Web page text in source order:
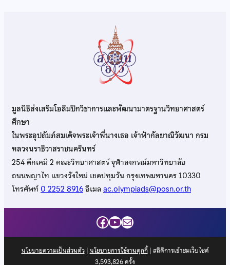
มูลนิธิส่งเสริมโอลิมปิกวิชาการและพัฒนามาตรฐานวิทยาศาสตร์
ศึกษา
ในพระอุปถัมภ์สมเด็จพระเจ้าพี่นางเธอ เจ้าฟ้ากัลยาณิวัฒนา กรม
หลวงนราธิวาสราชนครินทร์
254 ตึกเคมี 2 คณะวิทยาศาสตร์ จุฬาลงกรณ์มหาวิทยาลัย
ถนนพญาไท แขวงวังใหม่ เขตปทุมวัน กรุงเทพมหานคร 10330
โทรศัพท์0 2252 8916อีเมลac.olympiads@posn.or.th
Facebook
YouTube
Mail
นโยบายความเป็นส่วนตัว| นโยบายการใช้งานคุกกี้| สถิติการเข้าชมเว็บไซต์
3,593,826ครั้ง